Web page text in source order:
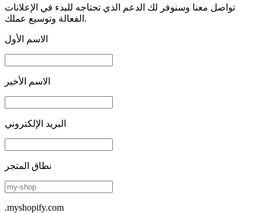
تواصل معنا وسنوفر لك الدعم الذي تحتاجه للبدء في الإعلانات
الفعالة وتوسيع عملك.
الاسم الأول
الاسم الأخير
البريد الإلكتروني
نطاق المتجر
.myshopify.com